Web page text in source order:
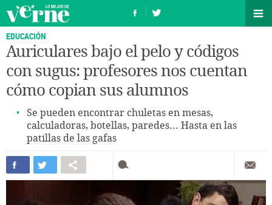
EDUCACIÓN
Auriculares bajo el pelo y códigos
con sugus: profesores nos cuentan
cómo copian sus alumnos
Se pueden encontrar chuletas en mesas,
calculadoras, botellas, paredes... Hasta en las
patillas de las gafas